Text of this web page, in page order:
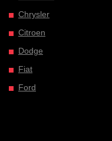
Chrysler
Citroen
Dodge
Fiat
Ford